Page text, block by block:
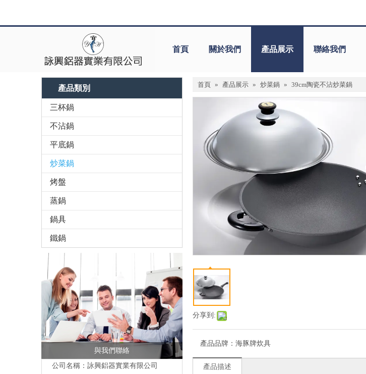
首頁 關於我們 產品展示 聯絡我們
產品類別
三杯鍋
不沾鍋
平底鍋
炒菜鍋
烤盤
蒸鍋
鍋具
鐵鍋
與我們聯絡
公司名稱：詠興鋁器實業有限公司
首頁 » 產品展示 » 炒菜鍋 » 39cm陶瓷不沾炒菜鍋
分享到:
產品品牌： 海豚牌炊具
產品描述